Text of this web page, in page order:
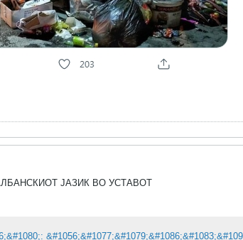
ЈАЗИК ВО УСТАВОТ